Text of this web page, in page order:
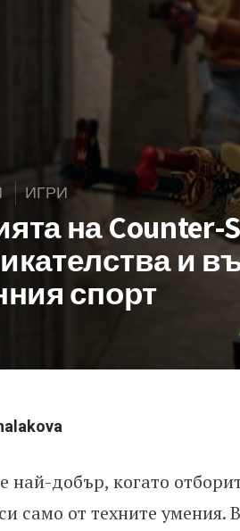
ИГРИ
на Counter-
и
спорт
Counter-Strike:
най-добър, когато
само от техните